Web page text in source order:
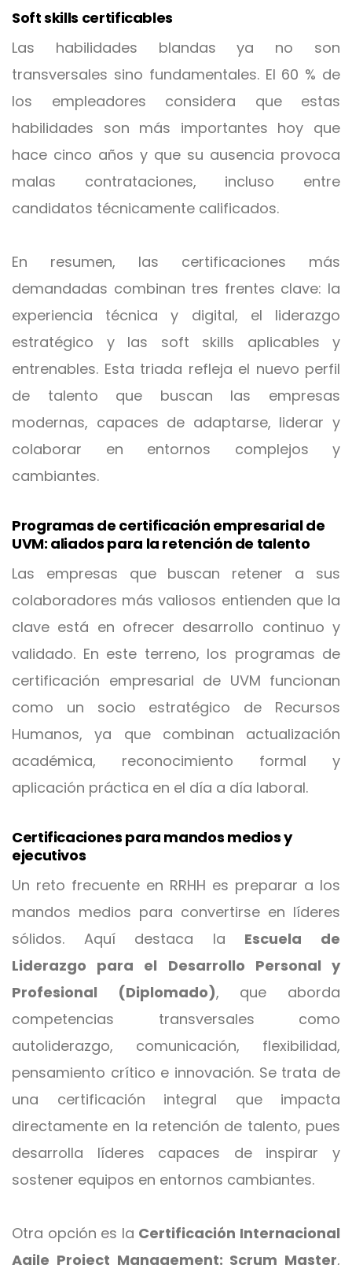
Soft skills certificables
Las habilidades blandas ya no son
transversales sino fundamentales. El 60 % de
los empleadores considera que estas
habilidades son más importantes hoy que
hace cinco años y que su ausencia provoca
malas contrataciones, incluso entre
candidatos técnicamente calificados.
En resumen, las certificaciones más
demandadas combinan tres frentes clave: la
experiencia técnica y digital, el liderazgo
estratégico y las soft skills aplicables y
entrenables. Esta triada refleja el nuevo perfil
de talento que buscan las empresas
modernas, capaces de adaptarse, liderar y
colaborar en entornos complejos y
cambiantes.
Programas de certificación empresarial de
UVM: aliados para la retención de talento
Las empresas que buscan retener a sus
colaboradores más valiosos entienden que la
clave está en ofrecer desarrollo continuo y
validado. En este terreno, los programas de
certificación empresarial de UVM funcionan
como un socio estratégico de Recursos
Humanos, ya que combinan actualización
académica, reconocimiento formal y
aplicación práctica en el día a día laboral.
Certificaciones para mandos medios y
ejecutivos
Un reto frecuente en RRHH es preparar a los
mandos medios para convertirse en líderes
sólidos. Aquí destaca la Escuela de
Liderazgo para el Desarrollo Personal y
Profesional (Diplomado), que aborda
competencias transversales como
autoliderazgo, comunicación, flexibilidad,
pensamiento crítico e innovación. Se trata de
una certificación integral que impacta
directamente en la retención de talento, pues
desarrolla líderes capaces de inspirar y
sostener equipos en entornos cambiantes.
Otra opción es la Certificación Internacional
Agile Project Management: Scrum Master,